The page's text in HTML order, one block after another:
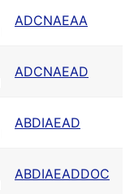
ADCNAEAA
ADCNAEAD
ABDIAEAD
ABDIAEADDOC